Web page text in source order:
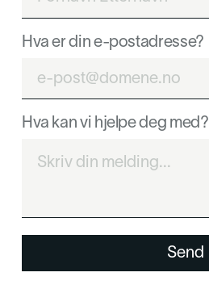
Hva er din e-postadresse?
Hva kan vi hjelpe deg med?